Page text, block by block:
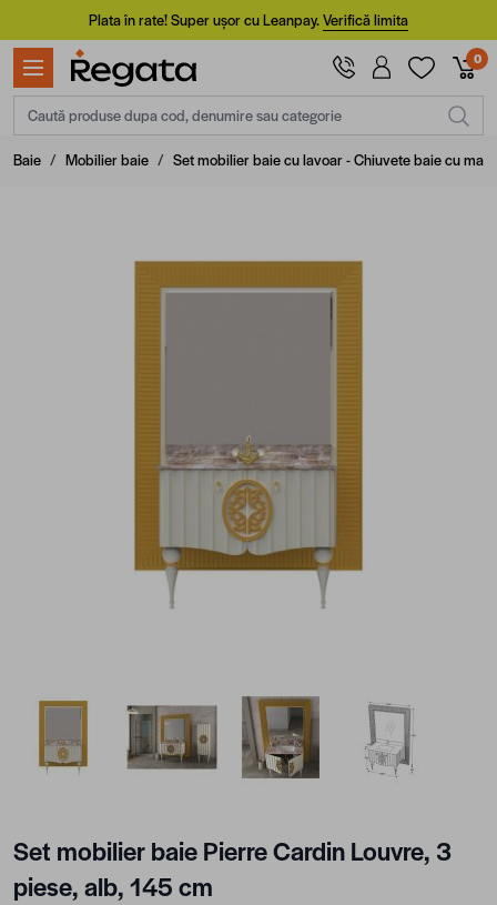
Mergi la ConținutPlata în rate! Super ușor cu Leanpay.Verifică limita
0
Caută produse dupa cod, denumire sau categorie
Baie / Mobilier baie / Set mobilier baie cu lavoar - Chiuvete baie cu
View larger imageView larger imageView larger imageView larger
Set mobilier baie Pierre Cardin Louvre, 3
piese, alb, 145 cm